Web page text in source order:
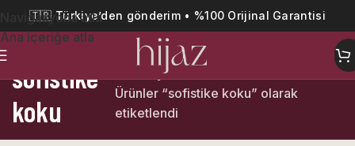
Navigasyona atla
Ana içeriğe atla
🇹🇷 Türkiye’den gönderim • %100 Orijinal Garantisi
sofistike
koku
Ana Sayfa
Ürünler “sofistike koku” olarak
etiketlendi